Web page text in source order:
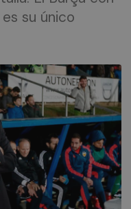
su único